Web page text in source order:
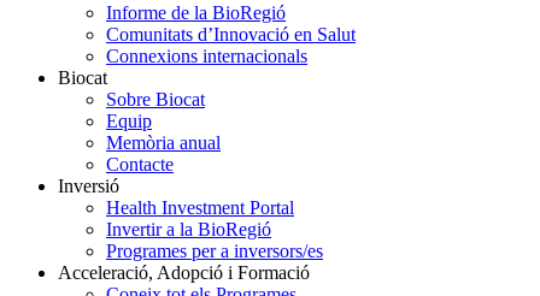
Informe de la BioRegió
Comunitats d’Innovació en Salut
Connexions internacionals
Biocat
Sobre Biocat
Equip
Memòria anual
Contacte
Inversió
Health Investment Portal
Invertir a la BioRegió
Programes per a inversors/es
Acceleració, Adopció i Formació